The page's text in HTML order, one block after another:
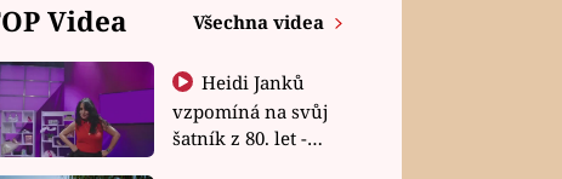
Videa Všechna videa
Heidi Janků
vzpomíná na svůj
šatník z 80. let -